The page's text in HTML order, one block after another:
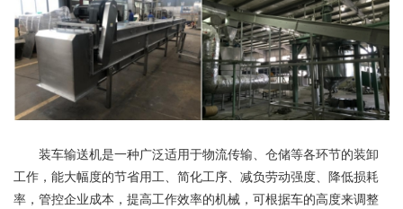
装车输送机是一种广泛适用于物流传输、仓储等各环节的装卸
工作，能大幅度的节省用工、简化工序、减负劳动强度、降低损耗
率，管控企业成本，提高工作效率的机械，可根据车的高度来调整